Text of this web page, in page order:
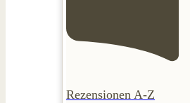
Rezensionen A-Z